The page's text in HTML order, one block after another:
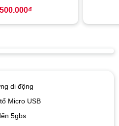
500.000₫
di động
Micro USB
5gbs